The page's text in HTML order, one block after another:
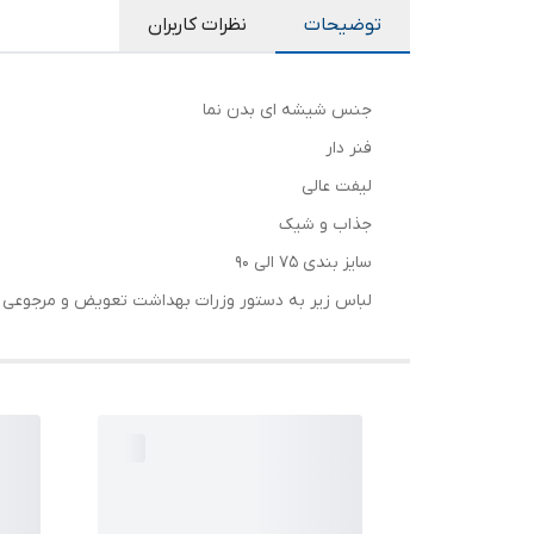
توضیحات نظرات کاربران
جنس شیشه ای بدن نما
فنر دار
لیفت عالی
جذاب و شیک
سایز بندی 75 الی 90
لباس زیر به دستور وزرات بهداشت تعویض و مرجوعی